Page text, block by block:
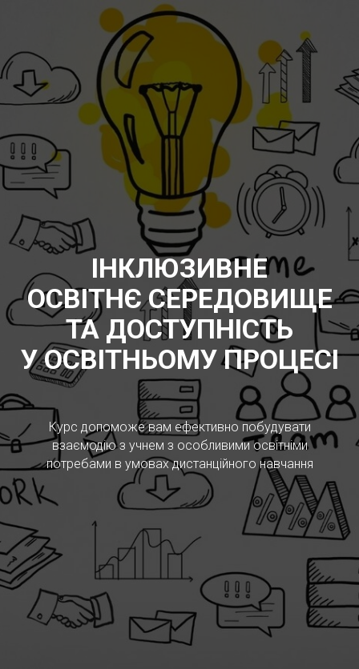
ІНКЛЮЗИВНЕ
ОСВІТНЄ СЕРЕДОВИЩЕ
ТА ДОСТУПНІСТЬ
У ОСВІТНЬОМУ ПРОЦЕСІ
Курс допоможе вам ефективно побудувати
взаємодію з учнем з особливими освітніми
потребами в умовах дистанційного навчання